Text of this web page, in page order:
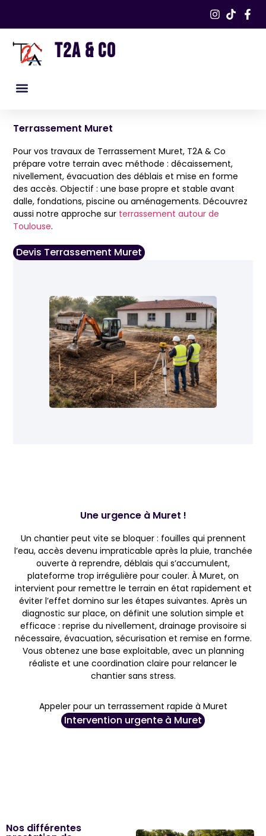
T2A & CO
Terrassement Muret
Pour vos travaux de Terrassement Muret, T2A & Co
prépare votre terrain avec méthode : décaissement,
nivellement, évacuation des déblais et mise en forme
des accès. Objectif : une base propre et stable avant
dalle, fondations, piscine ou aménagements. Découvrez
aussi notre approche sur terrassement autour de
Toulouse.
Devis Terrassement Muret
Une urgence à Muret !
Un chantier peut vite se bloquer : fouilles qui prennent
l’eau, accès devenu impraticable après la pluie, tranchée
ouverte à reprendre, déblais qui s’accumulent,
plateforme trop irrégulière pour couler. À Muret, on
intervient pour remettre le terrain en état rapidement et
éviter l’effet domino sur les étapes suivantes. Après un
diagnostic sur place, on définit une solution simple et
efficace : reprise du nivellement, drainage provisoire si
nécessaire, évacuation, sécurisation et remise en forme.
Vous obtenez une base exploitable, avec un planning
réaliste et une coordination claire pour relancer le
chantier sans stress.
Appeler pour un terrassement rapide à Muret
Intervention urgente à Muret
Nos différentes